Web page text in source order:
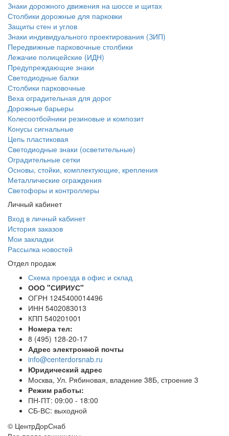
Знаки дорожного движения на шоссе и щитах
Столбики дорожные для парковки
Защиты стен и углов
Знаки индивидуального проектирования (ЗИП)
Передвижные парковочные столбики
Лежачие полицейские (ИДН)
Предупреждающие знаки
Светодиодные балки
Столбики парковочные
Веха оградительная для дорог
Дорожные барьеры
Колесоотбойники резиновые и композит
Конусы сигнальные
Цепь пластиковая
Светодиодные знаки (осветительные)
Оградительные сетки
Основы, стойки, комплектующие, крепления
Металлические ограждения
Светофоры и контроллеры
Личный кабинет
Вход в личный кабинет
История заказов
Мои закладки
Рассылка новостей
Отдел продаж
Схема проезда в офис и склад
ООО "СИРИУС"
ОГРН 1245400014496
ИНН 5402083013
КПП 540201001
Номера тел:
8 (495) 128-20-17
Адрес электронной почты
info@centerdorsnab.ru
Юридический адрес
Москва, Ул. Рябиновая, владение 38Б, строение 3
Режим работы:
ПН-ПТ: 09:00 - 18:00
СБ-ВС: выходной
© ЦентрДорСнаб